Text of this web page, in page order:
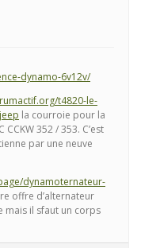
dynamo-6v12v/
t4820-le-
la courroie pour la
352 / 353. C’est
par une neuve
dynamoternateur-
offre d’alternateur
mais il sfaut un corps